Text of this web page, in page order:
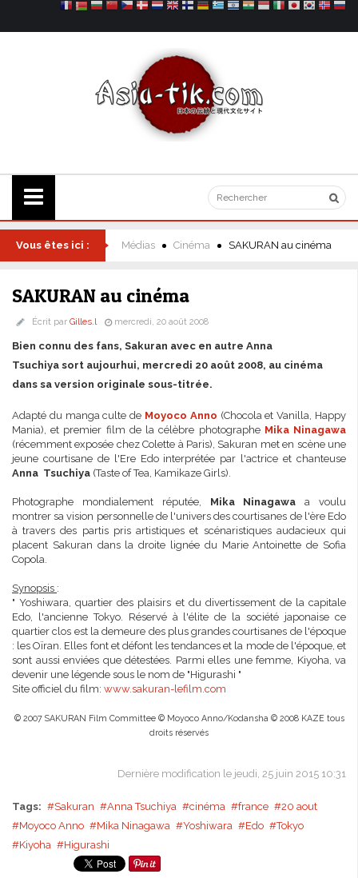
Vous êtes ici : Médias Cinéma SAKURAN au cinéma
SAKURAN au cinéma
Écrit par Gilles.l mercredi, 20 août 2008
Bien connu des fans, Sakuran avec en autre Anna
Tsuchiya sort aujourhui, mercredi 20 août 2008, au cinéma
dans sa version originale sous-titrée.
Adapté du manga culte de Moyoco Anno (Chocola et Vanilla, Happy
Mania), et premier film de la célèbre photographe Mika Ninagawa
(récemment exposée chez Colette à Paris), Sakuran met en scène une
jeune courtisane de l'Ere Edo interprétée par l'actrice et chanteuse
Anna Tsuchiya (Taste of Tea, Kamikaze Girls).
Photographe mondialement réputée, Mika Ninagawa a voulu
montrer sa vision personnelle de l'univers des courtisanes de l'ère Edo
à travers des partis pris artistiques et scénaristiques audacieux qui
placent Sakuran dans la droite lignée du Marie Antoinette de Sofia
Copola.
Synopsis :
" Yoshiwara, quartier des plaisirs et du divertissement de la capitale
Edo, l'ancienne Tokyo. Réservé à l'élite de la société japonaise ce
quartier clos est la demeure des plus grandes courtisanes de l'époque
: les Oïran. Elles font et défont les tendances et la mode de l'époque, et
sont aussi enviées que détestées. Parmi elles une femme, Kiyoha, va
devenir une légende sous le nom de "Higurashi "
Site officiel du film: www.sakuran-lefilm.com
© 2007 SAKURAN Film Committee © Moyoco Anno/Kodansha © 2008 KAZE tous
droits réservés
Dernière modification le jeudi, 25 juin 2015 10:31
Tags: Sakuran Anna Tsuchiya cinéma france
20 aout
Moyoco Anno
Mika Ninagawa Yoshiwara Edo
Tokyo
Kiyoha
Higurashi